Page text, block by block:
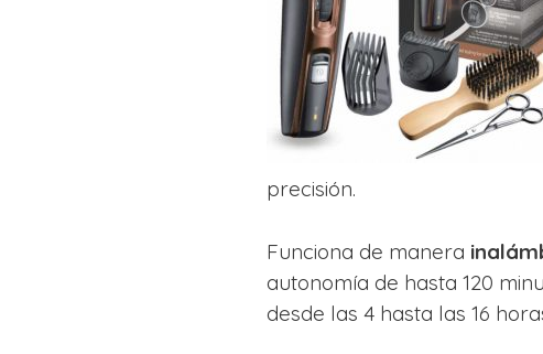
precisión.
Funciona de manera
autonomía de hasta 120
desde las 4 hasta las 16